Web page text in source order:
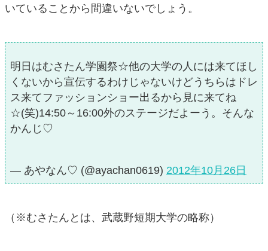
いていることから間違いないでしょう。
明日はむさたん学園祭☆他の大学の人には来てほし
くないから宣伝するわけじゃないけどうちらはドレ
ス来てファッションショー出るから見に来てね
☆(笑)14:50～16:00外のステージだよーう。そんな
かんじ♡
— あやなん♡ (@ayachan0619) 2012年10月26日
（※むさたんとは、武蔵野短期大学の略称）